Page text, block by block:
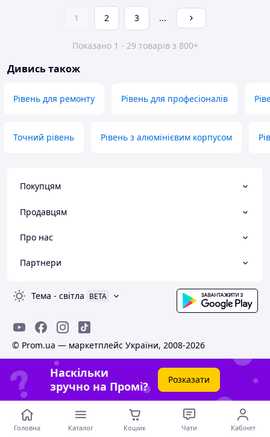
1 2 3 ...
Показано 1 - 29 товарів з 800+
Дивись також
Рівень для ремонту Рівень для професіоналів
Точний рівень Рівень з алюмінієвим корпусом
Покупцям
Продавцям
Про нас
Партнери
Тема - світла BETA
© Prom.ua — маркетплейс України, 2008-2026
Наскільки
зручно на Промі?
Розказати
Головна Каталог Кошик Чати Кабінет